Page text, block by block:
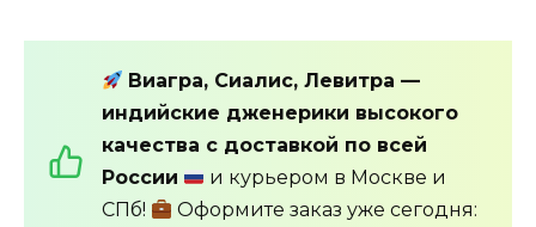
Виагра, Сиалис, Левитра —
индийские дженерики высокого
качества с доставкой по всей
России
и курьером в Москве и
СПб!
Оформите заказ уже сегодня: